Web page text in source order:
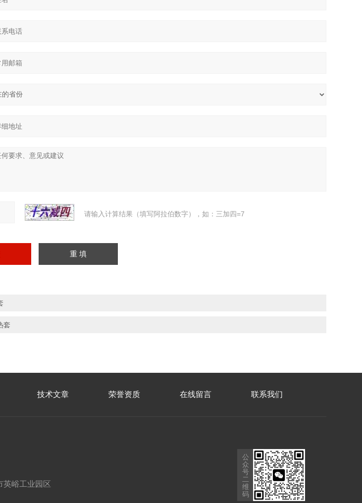
请输入计算结果（填写阿拉伯数字），如：三加四=7
套
技术文章 荣誉资质 在线留言 联系我们
英峪工业园区
公
众
号
二
维
码